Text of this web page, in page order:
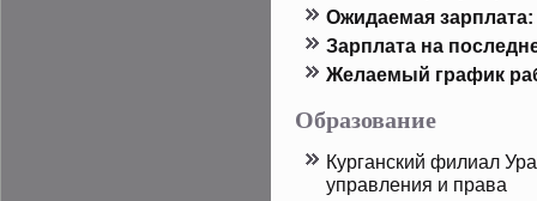
Ожидаемая зарплата:
Зарплата на
Желаемый график
Образование
Курганский филиал
управления и права